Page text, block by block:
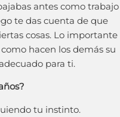
antes como trabajo
te das cuenta de que
cosas. Lo importante
hacen los demás su
para ti.
tu instinto.